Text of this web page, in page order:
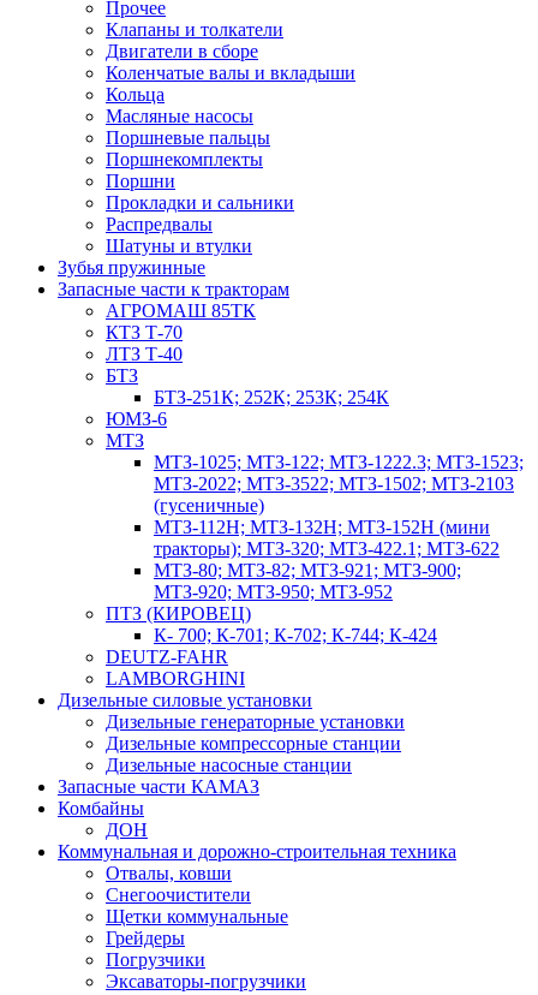
Прочее
Клапаны и толкатели
Двигатели в сборе
Коленчатые валы и вкладыши
Кольца
Масляные насосы
Поршневые пальцы
Поршнекомплекты
Поршни
Прокладки и сальники
Распредвалы
Шатуны и втулки
Зубья пружинные
Запасные части к тракторам
АГРОМАШ 85ТК
КТЗ Т-70
ЛТЗ Т-40
БТЗ
БТЗ-251К; 252К; 253К; 254К
ЮМЗ-6
МТЗ
МТЗ-1025; МТЗ-122; МТЗ-1222.3; МТЗ-1523;
МТЗ-2022; МТЗ-3522; МТЗ-1502; МТЗ-2103
(гусеничные)
МТЗ-112Н; МТЗ-132Н; МТЗ-152Н (мини
тракторы); МТЗ-320; МТЗ-422.1; МТЗ-622
МТЗ-80; МТЗ-82; МТЗ-921; МТЗ-900;
МТЗ-920; МТЗ-950; МТЗ-952
ПТЗ (КИРОВЕЦ)
К- 700; К-701; К-702; К-744; К-424
DEUTZ-FAHR
LAMBORGHINI
Дизельные силовые установки
Дизельные генераторные установки
Дизельные компрессорные станции
Дизельные насосные станции
Запасные части КАМАЗ
Комбайны
ДОН
Коммунальная и дорожно-строительная техника
Отвалы, ковши
Снегоочистители
Щетки коммунальные
Грейдеры
Погрузчики
Эксаваторы-погрузчики